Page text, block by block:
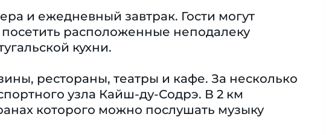
и ежедневный завтрак. Гости могут
расположенные неподалеку
кухни.
рестораны, театры и кафе. За несколько
узла Кайш-ду-Содрэ. В 2 км
которого можно послушать музыку